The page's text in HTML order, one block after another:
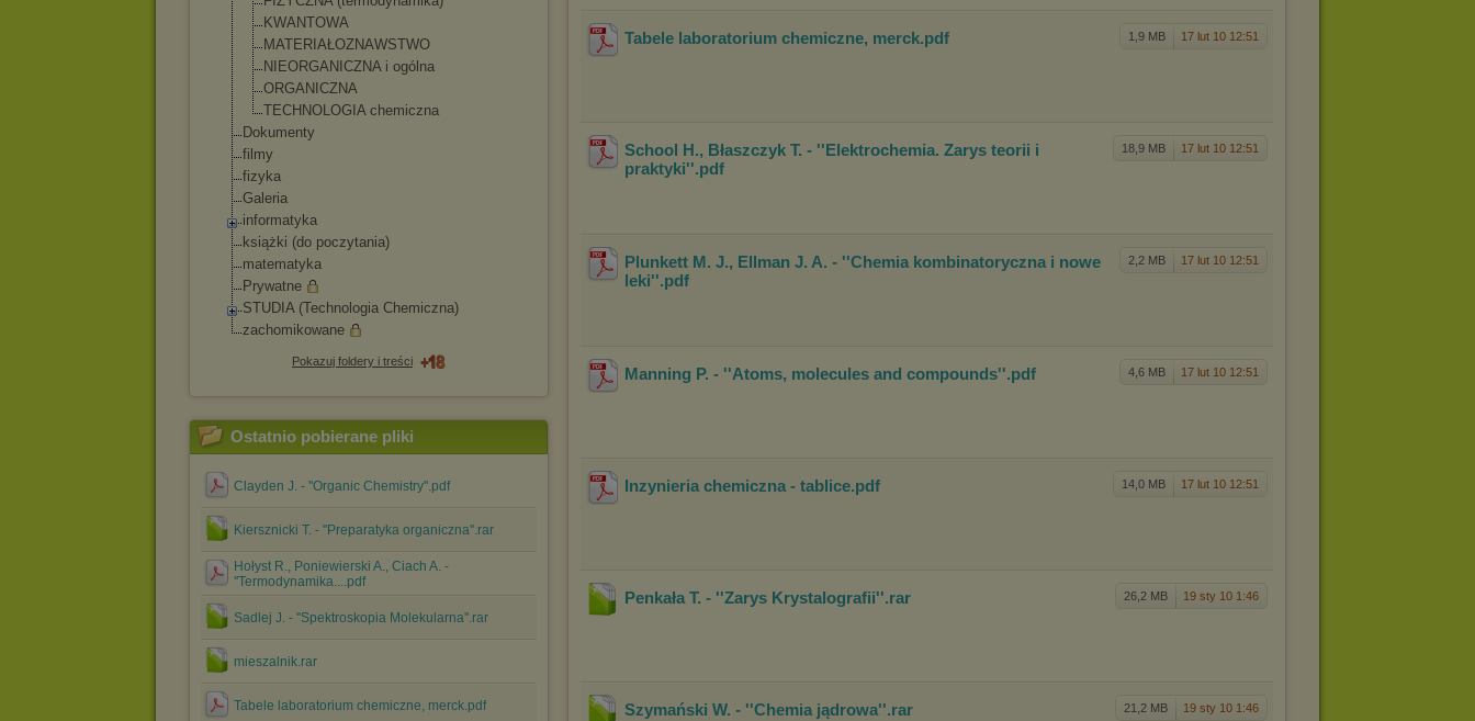
KWANTOWA
MATERIAŁOZNAWSTWO
NIEORGANICZNA i ogólna
ORGANICZNA
TECHNOLOGIA chemiczna
Dokumenty
filmy
fizyka
Galeria
informatyka
książki (do poczytania)
matematyka
Prywatne
STUDIA (Technologia Chemiczna)
zachomikowane
Pokazuj foldery i treści
Ostatnio pobierane pliki
Clayden J. - ''Organic Chemistry''.pdf
Kiersznicki T. - ''Preparatyka organiczna''.rar
Hołyst R., Poniewierski A., Ciach A. -
''Termodynamika....pdf
Sadlej J. - ''Spektroskopia Molekularna''.rar
mieszalnik.rar
Tabele laboratorium chemiczne, merck.pdf
1,9 MB 17 lut 10 12:51
Tabele laboratorium chemiczne, merck.pdf
18,9 MB 17 lut 10 12:51
School H., Błaszczyk T. - ''Elektrochemia. Zarys teorii i
praktyki''.pdf
2,2 MB 17 lut 10 12:51
Plunkett M. J., Ellman J. A. - ''Chemia kombinatoryczna i nowe
leki''.pdf
4,6 MB 17 lut 10 12:51
Manning P. - ''Atoms, molecules and compounds''.pdf
14,0 MB 17 lut 10 12:51
Inzynieria chemiczna - tablice.pdf
26,2 MB 19 sty 10 1:46
Penkała T. - ''Zarys Krystalografii''.rar
21,2 MB 19 sty 10 1:46
Szymański W. - ''Chemia jądrowa''.rar